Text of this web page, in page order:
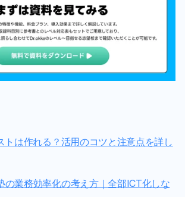
トは作れる？活用のコツと注意点を詳し
の業務効率化の考え方｜全部ICT化しな